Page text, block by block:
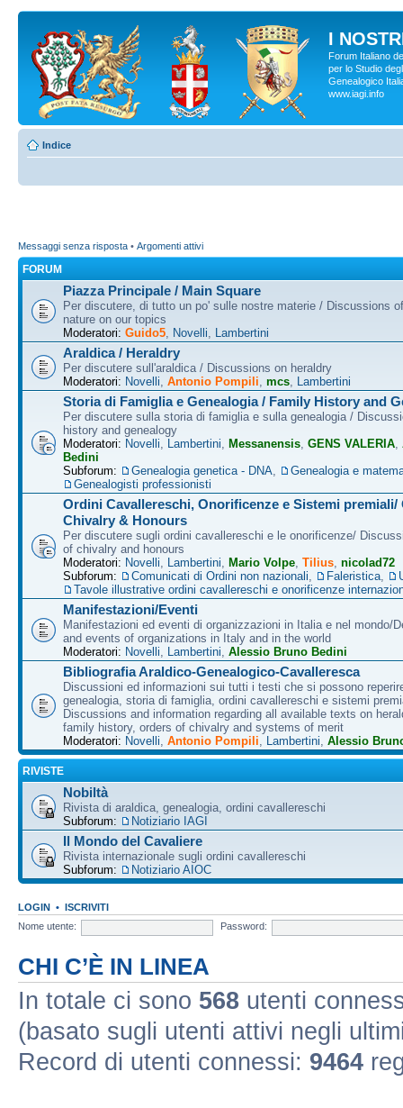
I
Forum Italiano
per lo Studio
Genealogico
www.iagi.info
Indice
Messaggi senza risposta • Argomenti attivi
FORUM
Piazza Principale / Main Square
Per discutere, di tutto un po' sulle nostre materie / Discussions
nature on our topics
Moderatori: Guido5 Novelli Lambertini
Araldica / Heraldry
Per discutere sull'araldica / Discussions on heraldry
Moderatori: Novelli Antonio Pompili mcs Lambertini
Storia di Famiglia e Genealogia / Family History and
Per discutere sulla storia di famiglia e sulla genealogia /
history and genealogy
Moderatori: Novelli Lambertini Messanensis GENS VALERIA
Bedini
Subforum:
Genealogia genetica - DNA
Genealogia e
Genealogisti professionisti
Ordini Cavallereschi, Onorificenze e Sistemi premiali/
Chivalry & Honours
Per discutere sugli ordini cavallereschi e le onorificenze/
of chivalry and honours
Moderatori: Novelli Lambertini Mario Volpe Tilius nicolad72
Subforum:
Comunicati di Ordini non nazionali Faleristica
Tavole illustrative ordini cavallereschi e onorificenze
Manifestazioni/Eventi
Manifestazioni ed eventi di organizzazioni in Italia e nel mondo/
and events of organizations in Italy and in the world
Moderatori: Novelli Lambertini Alessio Bruno Bedini
Bibliografia Araldico-Genealogico-Cavalleresca
Discussioni ed informazioni sui tutti i testi che si possono
genealogia, storia di famiglia, ordini cavallereschi e sistemi
Discussions and information regarding all available texts on
family history, orders of chivalry and systems of merit
Moderatori: Novelli Antonio Pompili Lambertini Alessio
RIVISTE
Nobiltà
Rivista di araldica, genealogia, ordini cavallereschi
Subforum:
Notiziario IAGI
Il Mondo del Cavaliere
Rivista internazionale sugli ordini cavallereschi
Subforum:
Notiziario AIOC
LOGIN • ISCRIVITI
Nome utente:
Password:
CHI C’È IN LINEA
In totale ci sono 568 utenti
(basato sugli utenti attivi negli
Record di utenti connessi: 9464